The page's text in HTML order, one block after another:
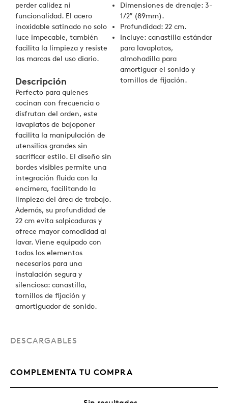
DESCARGABLES
perder calidez ni
funcionalidad. El acero
inoxidable satinado no solo
luce impecable, también
facilita la limpieza y resiste
las marcas del uso diario.
Descripción
Perfecto para quienes
cocinan con frecuencia o
disfrutan del orden, este
lavaplatos de bajoponer
facilita la manipulación de
utensilios grandes sin
sacrificar estilo. El diseño sin
bordes visibles permite una
integración fluida con la
encimera, facilitando la
limpieza del área de trabajo.
Además, su profundidad de
22 cm evita salpicaduras y
ofrece mayor comodidad al
lavar. Viene equipado con
todos los elementos
necesarios para una
instalación segura y
silenciosa: canastilla,
tornillos de fijación y
amortiguador de sonido.
Dimensiones de drenaje: 3-
1/2″ (89mm).
Profundidad: 22 cm.
Incluye: canastilla estándar
para lavaplatos,
almohadilla para
amortiguar el sonido y
tornillos de fijación.
COMPLEMENTA TU COMPRA